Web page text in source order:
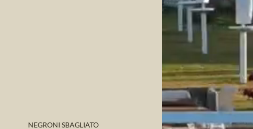
NEGRONI SBAGLIATO